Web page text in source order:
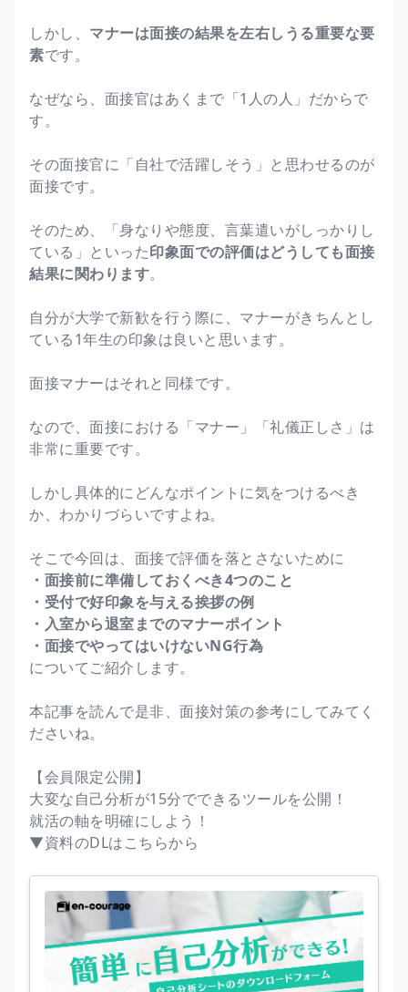
しかし、 マナーは面接の結果を左右しうる重要な要
素です。
なぜなら、面接官はあくまで「1人の人」だからで
す。
その面接官に「自社で活躍しそう」と思わせるのが
面接です。
そのため、「身なりや態度、言葉遣いがしっかりし
ている」といった印象面での評価はどうしても面接
結果に関わります。
自分が大学で新歓を行う際に、マナーがきちんとし
ている1年生の印象は良いと思います。
面接マナーはそれと同様です。
なので、面接における「マナー」「礼儀正しさ」は
非常に重要です。
しかし具体的にどんなポイントに気をつけるべき
か、わかりづらいですよね。
そこで今回は、面接で評価を落とさないために
・面接前に準備しておくべき4つのこと
・受付で好印象を与える挨拶の例
・入室から退室までのマナーポイント
・面接でやってはいけないNG行為
についてご紹介します。
本記事を読んで是非、面接対策の参考にしてみてく
ださいね。
【会員限定公開】
大変な自己分析が15分でできるツールを公開！
就活の軸を明確にしよう！
▼資料のDLはこちらから